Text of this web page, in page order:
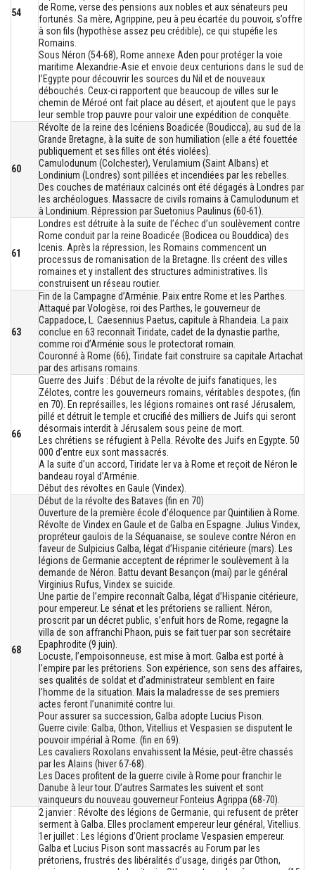
54
de Rome, verse des pensions aux nobles et aux sénateurs peu
fortunés. Sa mère, Agrippine, peu à peu écartée du pouvoir, s’offre
à son fils (hypothèse assez peu crédible), ce qui stupéfie les
Romains.
Sous Néron (54-68), Rome annexe Aden pour protéger la voie
maritime Alexandrie-Asie et envoie deux centurions dans le sud de
l’Egypte pour découvrir les sources du Nil et de nouveaux
débouchés. Ceux-ci rapportent que beaucoup de villes sur le
chemin de Méroé ont fait place au désert, et ajoutent que le pays
leur semble trop pauvre pour valoir une expédition de conquête.
60
Révolte de la reine des Icéniens Boadicée (Boudicca), au sud de la
Grande Bretagne, à la suite de son humiliation (elle a été fouettée
publiquement et ses filles ont étés violées).
Camulodunum (Colchester), Verulamium (Saint Albans) et
Londinium (Londres) sont pillées et incendiées par les rebelles.
Des couches de matériaux calcinés ont été dégagés à Londres par
les archéologues. Massacre de civils romains à Camulodunum et
à Londinium. Répression par Suetonius Paulinus (60-61).
61
Londres est détruite à la suite de l’échec d’un soulèvement contre
Rome conduit par la reine Boadicée (Bodicea ou Bouddica) des
Icenis. Après la répression, les Romains commencent un
processus de romanisation de la Bretagne. Ils créent des villes
romaines et y installent des structures administratives. Ils
construisent un réseau routier.
63
Fin de la Campagne d’Arménie. Paix entre Rome et les Parthes.
Attaqué par Vologèse, roi des Parthes, le gouverneur de
Cappadoce, L. Caesennius Paetus, capitule à Rhandeia. La paix
conclue en 63 reconnaît Tiridate, cadet de la dynastie parthe,
comme roi d’Arménie sous le protectorat romain.
Couronné à Rome (66), Tiridate fait construire sa capitale Artachat
par des artisans romains.
66
Guerre des Juifs : Début de la révolte de juifs fanatiques, les
Zélotes, contre les gouverneurs romains, véritables despotes, (fin
en 70). En représailles, les légions romaines ont rasé Jérusalem,
pillé et détruit le temple et crucifié des milliers de Juifs qui seront
désormais interdit à Jérusalem sous peine de mort.
Les chrétiens se réfugient à Pella. Révolte des Juifs en Egypte. 50
000 d’entre eux sont massacrés.
A la suite d’un accord, Tiridate Ier va à Rome et reçoit de Néron le
bandeau royal d’Arménie.
Début des révoltes en Gaule (Vindex).
68
Début de la révolte des Bataves (fin en 70)
Ouverture de la première école d’éloquence par Quintilien à Rome.
Révolte de Vindex en Gaule et de Galba en Espagne. Julius Vindex,
propréteur gaulois de la Séquanaise, se souleve contre Néron en
faveur de Sulpicius Galba, légat d’Hispanie citérieure (mars). Les
légions de Germanie acceptent de réprimer le soulèvement à la
demande de Néron. Battu devant Besançon (mai) par le général
Virginius Rufus, Vindex se suicide.
Une partie de l’empire reconnaît Galba, légat d’Hispanie citérieure,
pour empereur. Le sénat et les prétoriens se rallient. Néron,
proscrit par un décret public, s’enfuit hors de Rome, regagne la
villa de son affranchi Phaon, puis se fait tuer par son secrétaire
Epaphrodite (9 juin).
Locuste, l’empoisonneuse, est mise à mort. Galba est porté à
l’empire par les prétoriens. Son expérience, son sens des affaires,
ses qualités de soldat et d’administrateur semblent en faire
l’homme de la situation. Mais la maladresse de ses premiers
actes feront l’unanimité contre lui.
Pour assurer sa succession, Galba adopte Lucius Pison.
Guerre civile: Galba, Othon, Vitellius et Vespasien se disputent le
pouvoir impérial à Rome. (fin en 69).
Les cavaliers Roxolans envahissent la Mésie, peut-être chassés
par les Alains (hiver 67-68).
Les Daces profitent de la guerre civile à Rome pour franchir le
Danube à leur tour. D’autres Sarmates les suivent et sont
vainqueurs du nouveau gouverneur Fonteius Agrippa (68-70).
2 janvier : Révolte des légions de Germanie, qui refusent de prêter
serment à Galba. Elles proclament empereur leur général, Vitellius.
1er juillet : Les légions d’Orient proclame Vespasien empereur.
Galba et Lucius Pison sont massacrés au Forum par les
prétoriens, frustrés des libéralités d’usage, dirigés par Othon,